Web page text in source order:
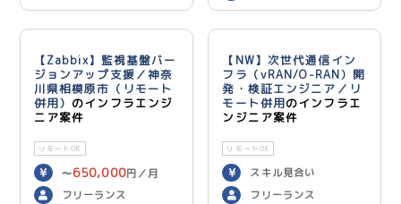
ン）
【Zabbix】監視基盤バー
ジョンアップ支援／神奈
川県相模原市（リモート
併用） のインフラエンジ
ニア案件
リモートOK
〜650,000円／月
フリーランス
【NW】次世代通信イン
フラ（vRAN/O-RAN）開
発・検証エンジニア／リ
モート併用のインフラエ
ンジニア案件
リモートOK
スキル見合い
フリーランス